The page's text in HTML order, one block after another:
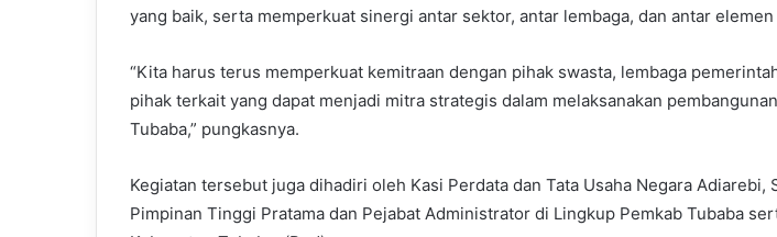
yang baik, serta memperkuat sinergi antar sektor, antar lembaga, dan antar elemen
“Kita harus terus memperkuat kemitraan dengan pihak swasta, lembaga
pihak terkait yang dapat menjadi mitra strategis dalam melaksanakan
Tubaba,” pungkasnya.
Kegiatan tersebut juga dihadiri oleh Kasi Perdata dan Tata Usaha Negara Adiarebi,
Pimpinan Tinggi Pratama dan Pejabat Administrator di Lingkup Pemkab Tubaba